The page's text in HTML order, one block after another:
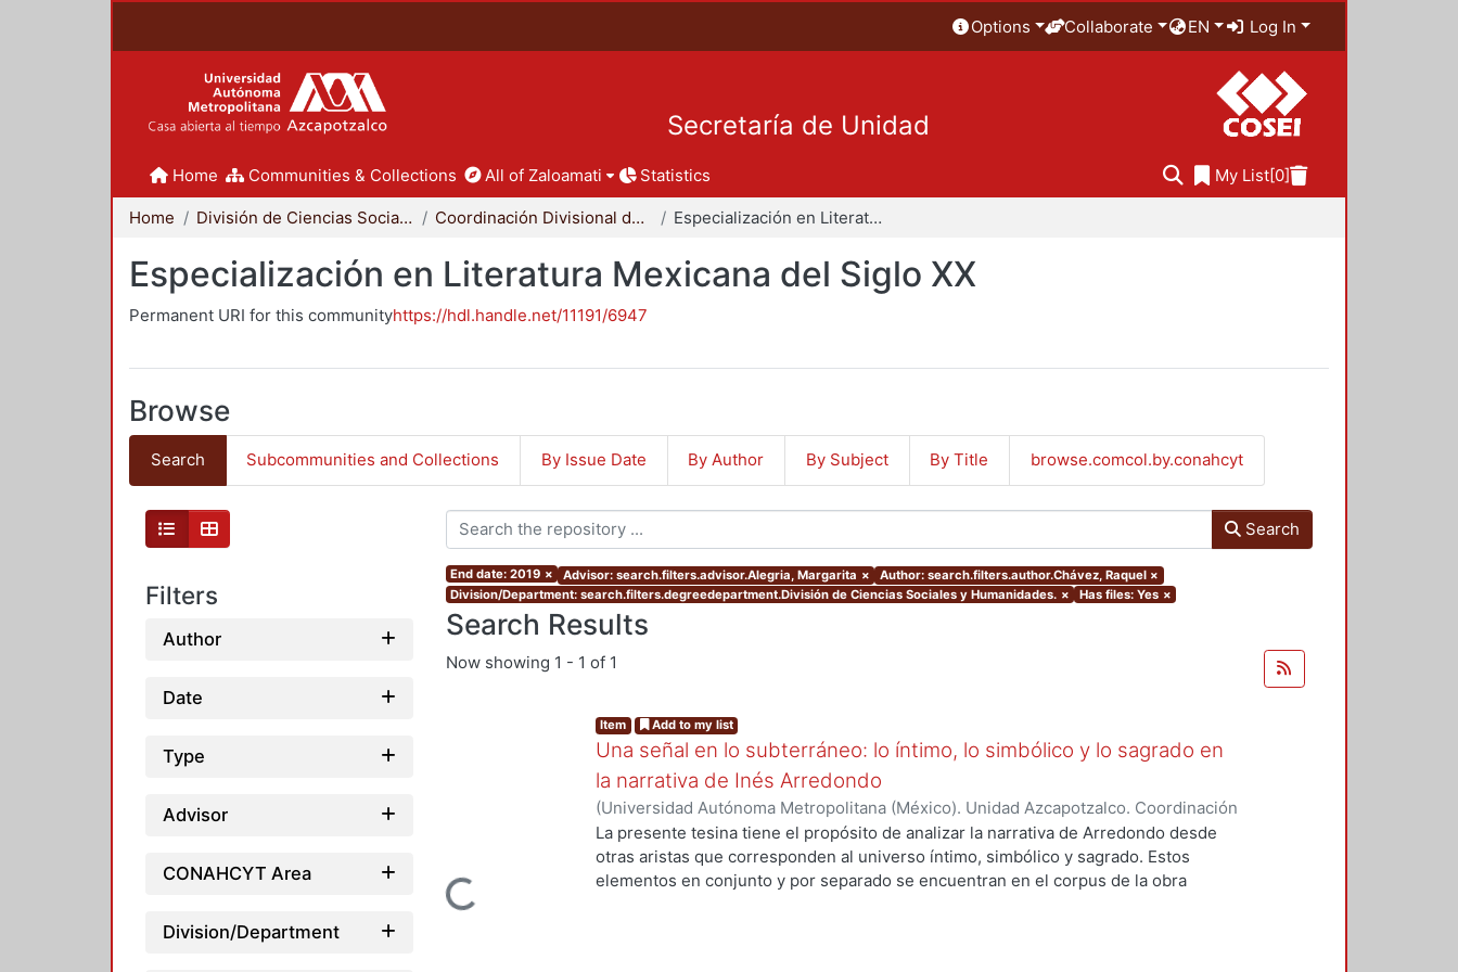
Options Collaborate EN Log In
Secretaría de Unidad
Home Communities & Collections All of Zaloamati Statistics My List[0]
Home División de Ciencias Sociales y Humanidades Coordinación Divisional de Posgrado Especialización en Literatura Mexicana del Siglo XX
Especialización en Literatura Mexicana del Siglo XX
Permanent URI for this communityhttps://hdl.handle.net/11191/6947
Browse
Search Subcommunities and Collections By Issue Date By Author By Subject By Title browse.comcol.by.conahcyt
Filters
Author
Date
Type
Advisor
CONAHCYT Area
Division/Department
Search
End date: 2019 × Advisor: search.filters.advisor.Alegria, Margarita × Author: search.filters.author.Chávez, Raquel ×
Division/Department: search.filters.degreedepartment.División de Ciencias Sociales y Humanidades. × Has files: Yes ×
Search Results
Now showing 1 - 1 of 1
Loading...
Item Add to my list
Una señal en lo subterráneo: lo íntimo, lo simbólico y lo sagrado en
la narrativa de Inés Arredondo
(Universidad Autónoma Metropolitana (México). Unidad Azcapotzalco. Coordinación
de Servicios de Información.,2019-11)Chávez, Raquel
La presente tesina tiene el propósito de analizar la narrativa de Arredondo desde
otras aristas que corresponden al universo íntimo, simbólico y sagrado. Estos
elementos en conjunto y por separado se encuentran en el corpus de la obra